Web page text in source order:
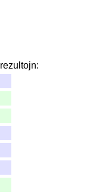
rezultojn: